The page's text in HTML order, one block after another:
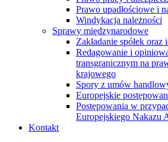
Prawo upadłościowe i
Windykacja należności
Sprawy międzynarodowe
Zakładanie spółek
Redagowanie i
transgranicznym na
krajowego
Spory z umów
Europejskie
Postępowania w
Europejskiego Nakazu
Kontakt